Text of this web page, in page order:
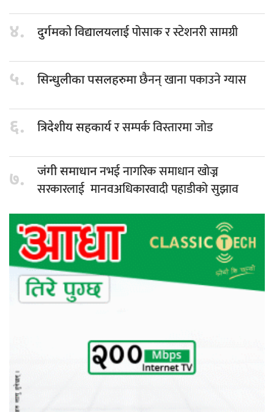
४. दुर्गमको विद्यालयलाईपोसाक र स्टेशनरी सामग्री
५. सिन्धुलीका पसलहरुमाछैनन् खाना पकाउने ग्यास
६. त्रिदेशीय सहकार्यर सम्पर्क विस्तारमा जोड
७. जंगी समाधाननभई नागरिक समाधान खोज्न
सरकारलाई मानवअधिकारवादी पहाडीको सुझाव